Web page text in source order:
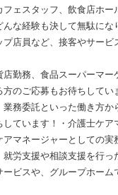
フェスタッフ、飲食店ホ
な経験も決して無駄にな
プ店員など、接客やサービ
店勤務、食品スーパーマー
のご応募もお待ちしてい
業務委託といった働き方
ています！・介護士ケア
マネージャーとしての実
就労支援や相談支援を行っ
ービスや、グループホーム